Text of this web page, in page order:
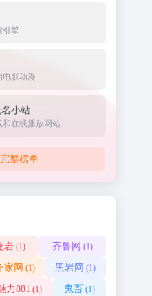
引擎
电影动漫
小站
和在线播放网站
整榜单
岩 (1) 齐鲁网 (1)
家网 (1) 黑岩网 (1)
力881 (1) 鬼畜 (1)